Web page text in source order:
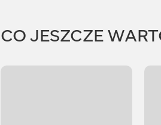
CO JESZCZE